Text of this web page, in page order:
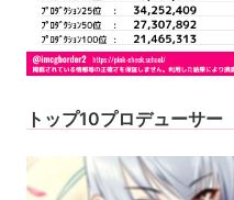
トップ10プロデューサー